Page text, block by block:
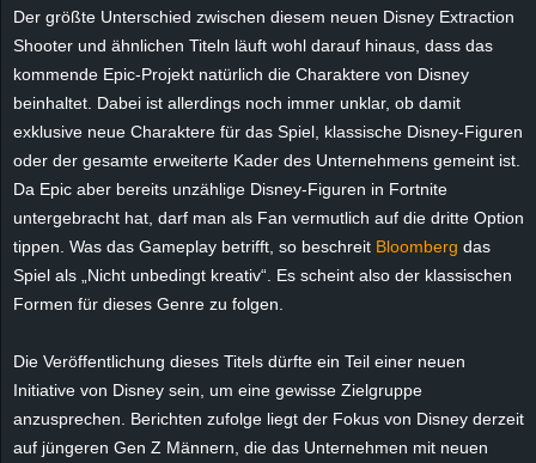
Der größte Unterschied zwischen diesem neuen Disney Extraction
Shooter und ähnlichen Titeln läuft wohl darauf hinaus, dass das
kommende Epic-Projekt natürlich die Charaktere von Disney
beinhaltet. Dabei ist allerdings noch immer unklar, ob damit
exklusive neue Charaktere für das Spiel, klassische Disney-Figuren
oder der gesamte erweiterte Kader des Unternehmens gemeint ist.
Da Epic aber bereits unzählige Disney-Figuren in Fortnite
untergebracht hat, darf man als Fan vermutlich auf die dritte Option
tippen. Was das Gameplay betrifft, so beschreit Bloomberg das
Spiel als „Nicht unbedingt kreativ“. Es scheint also der klassischen
Formen für dieses Genre zu folgen.
Die Veröffentlichung dieses Titels dürfte ein Teil einer neuen
Initiative von Disney sein, um eine gewisse Zielgruppe
anzusprechen. Berichten zufolge liegt der Fokus von Disney derzeit
auf jüngeren Gen Z Männern, die das Unternehmen mit neuen